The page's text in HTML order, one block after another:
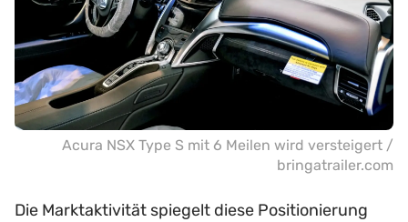
Acura NSX Type S mit 6 Meilen wird versteigert /
bringatrailer.com
Die Marktaktivität spiegelt diese Positionierung